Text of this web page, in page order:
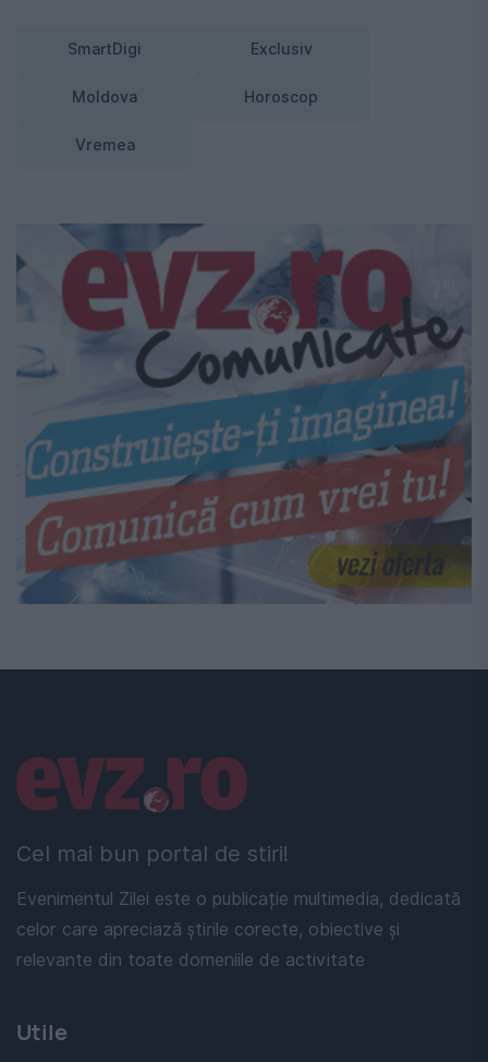
SmartDigi Exclusiv
Moldova Horoscop
Vremea
Cel mai bun portal de stiri!
Evenimentul Zilei este o publicație multimedia, dedicată
celor care apreciază știrile corecte, obiective și
relevante din toate domeniile de activitate
Linkuri utile
Utile